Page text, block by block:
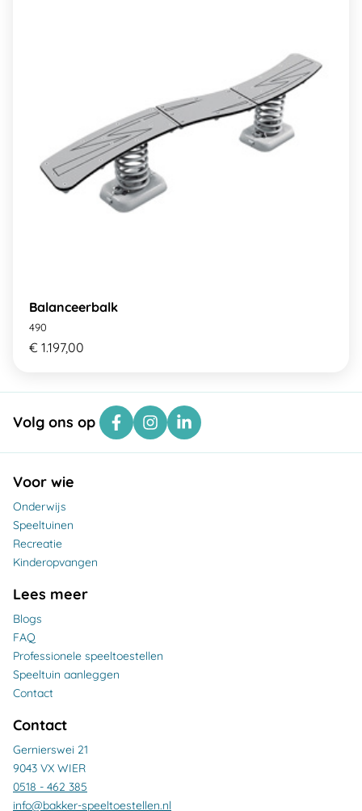
Balanceerbalk
490
€ 1.197,00
Volg ons op
Voor wie
Onderwijs
Speeltuinen
Recreatie
Kinderopvangen
Lees meer
Blogs
FAQ
Professionele speeltoestellen
Speeltuin aanleggen
Contact
Contact
Gernierswei 21
9043 VX WIER
0518 - 462 385
info@bakker-speeltoestellen.nl